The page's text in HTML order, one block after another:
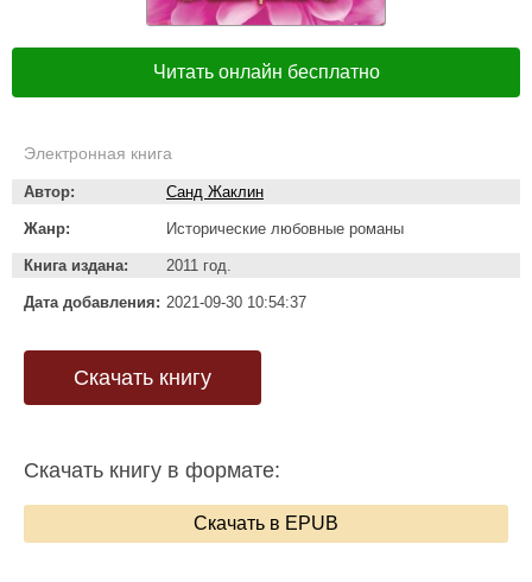
Читать онлайн бесплатно
Электронная книга
Автор: Санд Жаклин
Жанр: Исторические любовные романы
Книга издана: 2011 год.
Дата добавления: 2021-09-30 10:54:37
Скачать книгу
Скачать книгу в формате:
Скачать в EPUB